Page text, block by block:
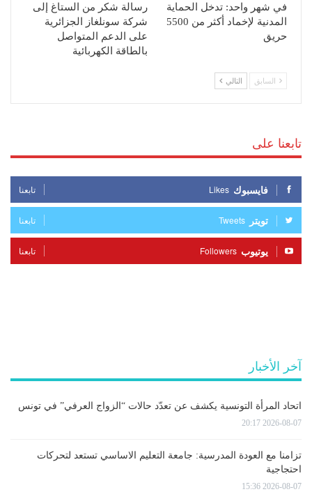
في شهر واحد: تدخل الحماية
المدنية لإخماد أكثر من 5500
حريق
رسالة شكر من الستاغ إلى
شركة سونلغاز الجزائرية
على الدعم المتواصل
بالطاقة الكهربائية
السابق التالي
تابعنا على
فايسبوك Likes تابعنا
تويتر Tweets تابعنا
يوتيوب Followers تابعنا
آخر الأخبار
اتحاد المرأة التونسية يكشف عن تعدّد حالات “الزواج العرفي” في تونس
2026-08-07 20:17
تزامنا مع العودة المدرسية: جامعة التعليم الاساسي تستعد لتحركات
احتجاجية
2026-08-07 15:36